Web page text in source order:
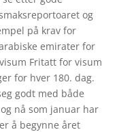
og
på krav for
emirater for
Fritatt for visum
for hver 180. dag.
godt med både
nå som januar har
å begynne året